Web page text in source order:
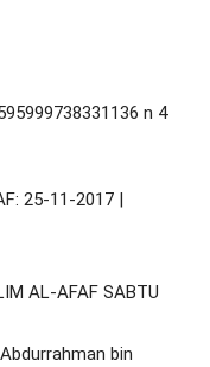
25-11-2017 |
AL-AFAF SABTU
bin